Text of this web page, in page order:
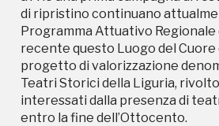
di ripristino continuano
Programma Attuativo Regionale
recente questo Luogo del
progetto di valorizzazione
Teatri Storici della Liguria,
interessati dalla presenza di
entro la fine dell’Ottocento.
2014, 2023
I Luoghi del Cuore